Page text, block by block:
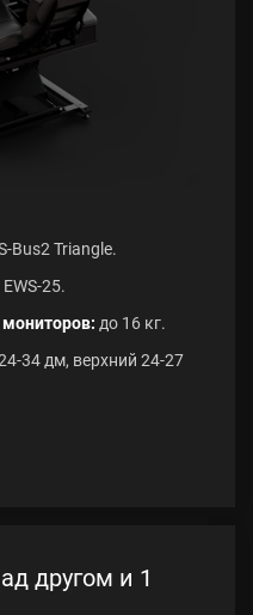
Bus2 Triangle.
25.
до 16 кг.
34 дм, верхний 24-27
другом и 1